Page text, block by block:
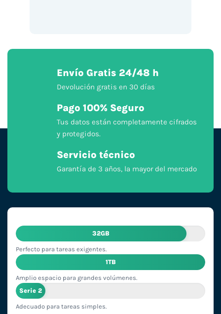
Envío Gratis 24/48 h
Devolución gratis en 30 días
Pago 100% Seguro
Tus datos están completamente cifrados
y protegidos.
Servicio técnico
Garantía de 3 años, la mayor del mercado
32GB
Perfecto para tareas exigentes.
1TB
Amplio espacio para grandes volúmenes.
Serie 2
Adecuado para tareas simples.